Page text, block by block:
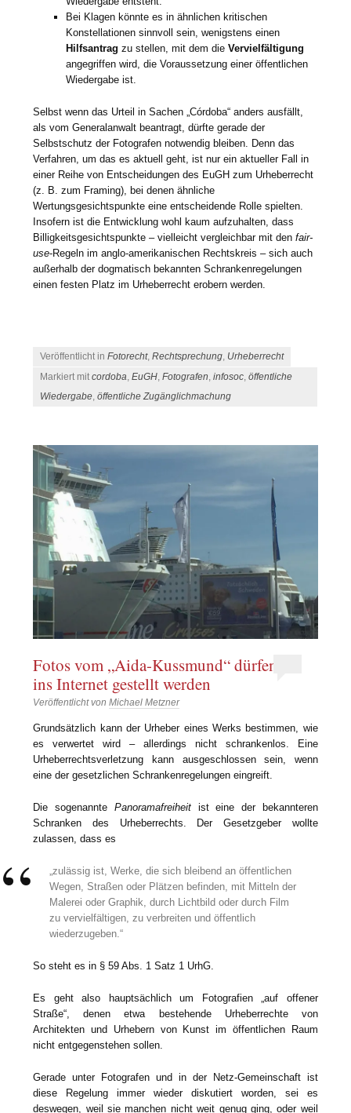
Bei Klagen könnte es in ähnlichen kritischen
Konstellationen sinnvoll sein, wenigstens einen
Hilfsantrag zu stellen, mit dem dieVervielfältigung
angegriffen wird, die Voraussetzung einer öffentlichen
Wiedergabe ist.
Selbst wenn das Urteil in Sachen „Córdoba“ anders ausfällt,
als vom Generalanwalt beantragt, dürfte gerade der
Selbstschutz der Fotografen notwendig bleiben. Denn das
Verfahren, um das es aktuell geht, ist nur ein aktueller Fall in
einer Reihe von Entscheidungen des EuGH zum Urheberrecht
(z. B. zum Framing), bei denen ähnliche
Wertungsgesichtspunkte eine entscheidende Rolle spielten.
Insofern ist die Entwicklung wohl kaum aufzuhalten, dass
Billigkeitsgesichtspunkte – vielleicht vergleichbar mit denfair-
use-Regeln im anglo-amerikanischen Rechtskreis – sich auch
außerhalb der dogmatisch bekannten Schrankenregelungen
einen festen Platz im Urheberrecht erobern werden.
Veröffentlicht inFotorecht,Rechtsprechung, Urheberrecht
Markiert mitcordoba,EuGH,Fotografen,infosoc,öffentliche
Wiedergabe,öffentliche Zugänglichmachung
Fotos vom „Aida-Kussmund“ dürfen
ins Internet gestellt werden
Veröffentlicht vonMichael Metzner
Grundsätzlich kann der Urheber eines Werks bestimmen, wie
es verwertet wird – allerdings nicht schrankenlos. Eine
Urheberrechtsverletzung kann ausgeschlossen sein, wenn
eine der gesetzlichen Schrankenregelungen eingreift.
Die sogenannte Panoramafreiheitist eine der bekannteren
Schranken des Urheberrechts. Der Gesetzgeber wollte
zulassen, dass es
„zulässig ist, Werke, die sich bleibend an öffentlichen
Wegen, Straßen oder Plätzen befinden, mit Mitteln der
Malerei oder Graphik, durch Lichtbild oder durch Film
zu vervielfältigen, zu verbreiten und öffentlich
wiederzugeben.“
So steht es in § 59 Abs. 1 Satz 1 UrhG.
Es geht also hauptsächlich um Fotografien „auf offener
Straße“, denen etwa bestehende Urheberrechte von
Architekten und Urhebern von Kunst im öffentlichen Raum
nicht entgegenstehen sollen.
Gerade unter Fotografen und in der Netz-Gemeinschaft ist
diese Regelung immer wieder diskutiert worden, sei es
deswegen, weil sie manchen nicht weit genug ging, oder weil